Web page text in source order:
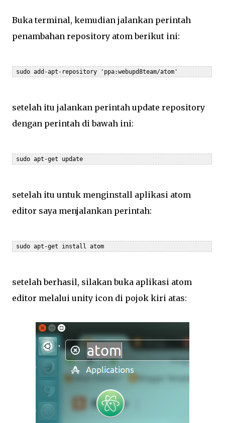
Buka terminal, kemudian jalankan perintah
penambahan repository atom berikut ini:
sudo add-apt-repository 'ppa:webupd8team/atom'
setelah itu jalankan perintah update repository
dengan perintah di bawah ini:
sudo apt-get update
setelah itu untuk menginstall aplikasi atom
editor saya menjalankan perintah:
sudo apt-get install atom
setelah berhasil, silakan buka aplikasi atom
editor melalui unity icon di pojok kiri atas: